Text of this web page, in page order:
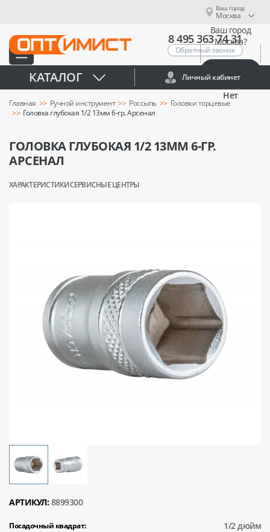
Ваш город
Москва
Ваш город
Москва?
Нет
8 495 363 74 31
Обратный звонок
КАТАЛОГ Личный кабинет
Главная Ручной инструмент Россыпь
Головки торцевые
Головка глубокая 1/2 13мм 6-гр. Арсенал
ГОЛОВКА ГЛУБОКАЯ 1/2 13ММ 6-ГР.
АРСЕНАЛ
ХАРАКТЕРИСТИКИСЕРВИСНЫЕ ЦЕНТРЫ
АРТИКУЛ: 8899300
Посадочный квадрат: 1/2 дюйм